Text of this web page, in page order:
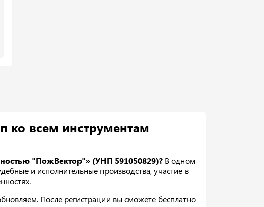
ко всем инструментам
"ПожВектор"» (УНП 591050829)? В одном
и исполнительные производства, участие в
После регистрации вы сможете бесплатно